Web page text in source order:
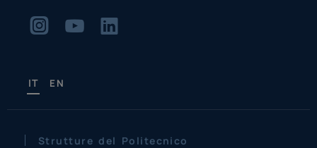
IT EN
Strutture del Politecnico